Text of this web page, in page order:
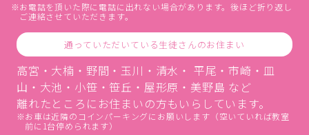
お電話を頂いた際に電話に出れない場合があります。後ほど折り返し
ご連絡させていただきます。
通っていただいている生徒さんのお住まい
高宮・大楠・野間・玉川・清水・ 平尾・市崎・皿
山・大池・小笹・笹丘・屋形原・美野島 など
離れたところにお住まいの方もいらしています。
お車は近隣のコインパーキングにお願いします（空いていれば教室
前に1台停められます）